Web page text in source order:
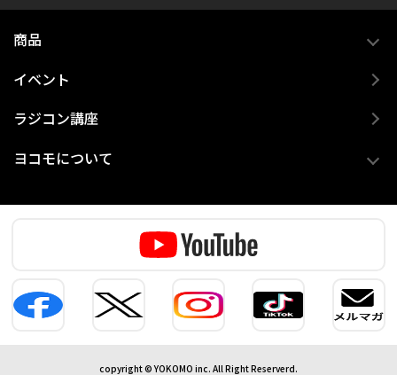
商品
イベント
ラジコン講座
ヨコモについて
copyright © YOKOMO inc. All Right Reserverd.